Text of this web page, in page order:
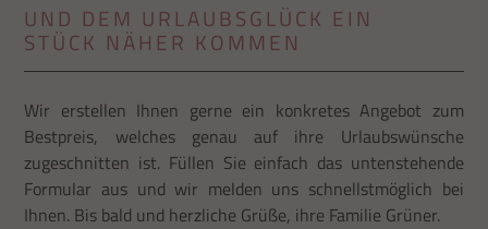
UND DEM URLAUBSGLÜCK EIN
STÜCK NÄHER KOMMEN
Wir erstellen Ihnen gerne ein konkretes Angebot zum
Bestpreis, welches genau auf ihre Urlaubswünsche
zugeschnitten ist. Füllen Sie einfach das untenstehende
Formular aus und wir melden uns schnellstmöglich bei
Ihnen. Bis bald und herzliche Grüße, ihre Familie Grüner.